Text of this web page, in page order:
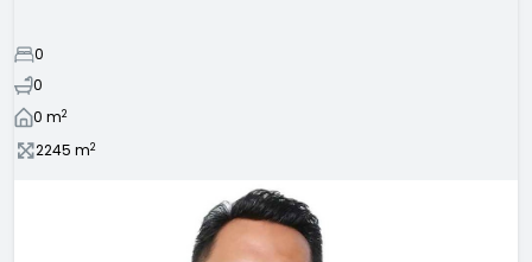
0
0
0 m2
2245 m2